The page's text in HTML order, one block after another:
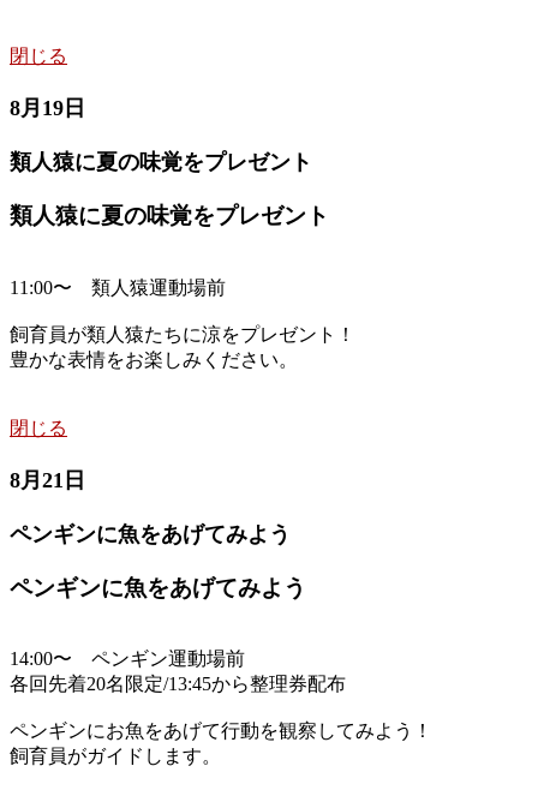
閉じる
8月19日
類人猿に夏の味覚をプレゼント
類人猿に夏の味覚をプレゼント
11:00〜 類人猿運動場前
飼育員が類人猿たちに涼をプレゼント！
豊かな表情をお楽しみください。
閉じる
8月21日
ペンギンに魚をあげてみよう
ペンギンに魚をあげてみよう
14:00〜 ペンギン運動場前
各回先着20名限定/13:45から整理券配布
ペンギンにお魚をあげて行動を観察してみよう！
飼育員がガイドします。